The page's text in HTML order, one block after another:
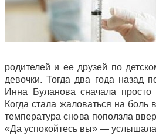
родителей и ее друзей по
девочки. Тогда два года назад
Инна Буланова сначала просто
Когда стала жаловаться на боль
температура снова поползла
«Да успокойтесь вы» —